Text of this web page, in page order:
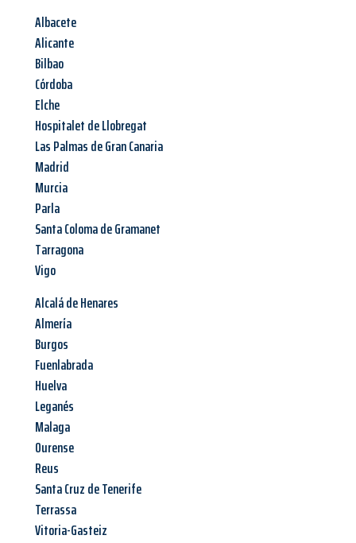
Albacete
Alicante
Bilbao
Córdoba
Elche
Hospitalet de Llobregat
Las Palmas de Gran Canaria
Madrid
Murcia
Parla
Santa Coloma de Gramanet
Tarragona
Vigo
Alcalá de Henares
Almería
Burgos
Fuenlabrada
Huelva
Leganés
Malaga
Ourense
Reus
Santa Cruz de Tenerife
Terrassa
Vitoria-Gasteiz